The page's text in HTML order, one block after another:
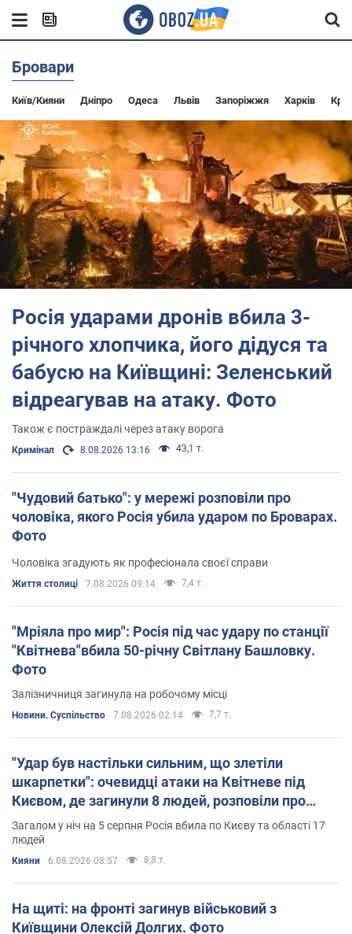
Бровари
Київ/Кияни Дніпро Одеса Львів Запоріжжя Харків
Росія ударами дронів вбила 3-
річного хлопчика, його дідуся та
бабусю на Київщині: Зеленський
відреагував на атаку. Фото
Також є постраждалі через атаку ворога
Кримінал 8.08.2026 13:16 43,1 т.
"Чудовий батько": у мережі розповіли про
чоловіка, якого Росія убила ударом по Броварах.
Фото
Чоловіка згадують як професіонала своєї справи
Життя столиці 7.08.2026 09:14 7,4 т.
"Мріяла про мир": Росія під час удару по станції
"Квітнева"вбила 50-річну Світлану Башловку.
Фото
Залізничниця загинула на робочому місці
Новини. Суспільство 7.08.2026 02:14 7,7 т.
"Удар був настільки сильним, що злетіли
шкарпетки": очевидці атаки на Квітневе під
Києвом, де загинули 8 людей, розповіли про
вибухи
Загалом у ніч на 5 серпня Росія вбила по Києву та області 17
людей
Кияни 6.08.2026 08:57 8,8 т.
На щиті: на фронті загинув військовий з
Київщини Олексій Долгих. Фото